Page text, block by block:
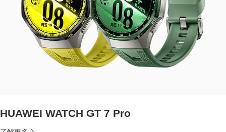
HUAWEI WATCH GT 7 Pro